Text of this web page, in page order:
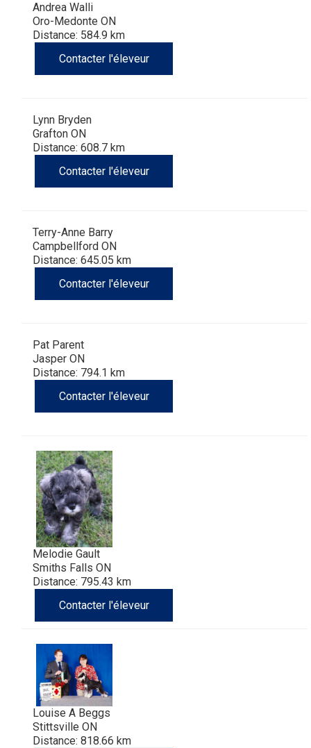
Andrea Walli
Oro-Medonte ON
Distance: 584.9 km
Contacter l'éleveur
Lynn Bryden
Grafton ON
Distance: 608.7 km
Contacter l'éleveur
Terry-Anne Barry
Campbellford ON
Distance: 645.05 km
Contacter l'éleveur
Pat Parent
Jasper ON
Distance: 794.1 km
Contacter l'éleveur
Melodie Gault
Smiths Falls ON
Distance: 795.43 km
Contacter l'éleveur
Louise A Beggs
Stittsville ON
Distance: 818.66 km